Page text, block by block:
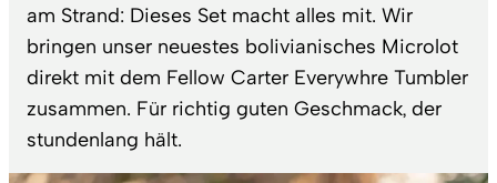
am Strand: Dieses Set macht alles mit. Wir
bringen unser neuestes bolivianisches Microlot
direkt mit dem Fellow Carter Everywhre Tumbler
zusammen. Für richtig guten Geschmack, der
stundenlang hält.